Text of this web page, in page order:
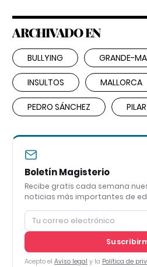
ARCHIVADO EN
BULLYING GRANDE-
INSULTOS MALLORCA
PEDRO SÁNCHEZ
Boletín Magisterio
Recibe gratis cada semana
noticias más importantes de
Acepto el Aviso legal y la Política de